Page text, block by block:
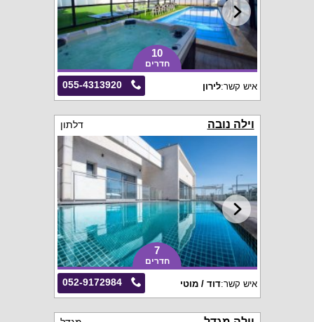
10
חדרים
055-4313920 איש קשר:לירון
וילה נובה דלתון
7
חדרים
052-9172984 איש קשר:דוד / מוטי